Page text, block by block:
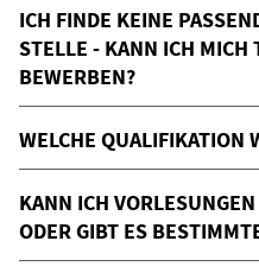
ICH FINDE KEINE
STELLE - KANN ICH MICH
BEWERBEN?
WELCHE QUALIFIKATION
KANN ICH
ODER GIBT ES